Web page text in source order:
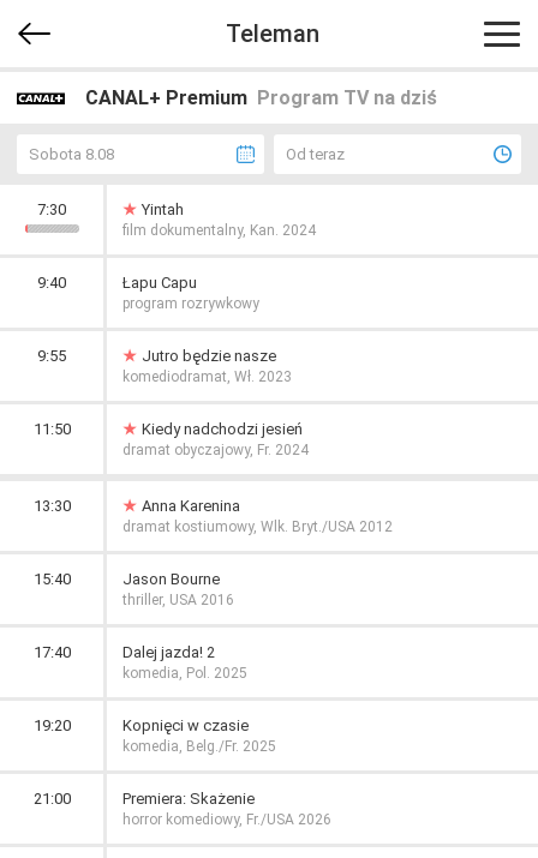
Teleman
CANAL+ Premium Program TV na dziś
Sobota 8.08 Od teraz
7:30 Yintah
film dokumentalny, Kan. 2024
9:40 Łapu Capu
program rozrywkowy
9:55 Jutro będzie nasze
komediodramat, Wł. 2023
11:50 Kiedy nadchodzi jesień
dramat obyczajowy, Fr. 2024
13:30 Anna Karenina
dramat kostiumowy, Wlk. Bryt./USA 2012
15:40 Jason Bourne
thriller, USA 2016
17:40 Dalej jazda! 2
komedia, Pol. 2025
19:20 Kopnięci w czasie
komedia, Belg./Fr. 2025
21:00 Premiera: Skażenie
horror komediowy, Fr./USA 2026